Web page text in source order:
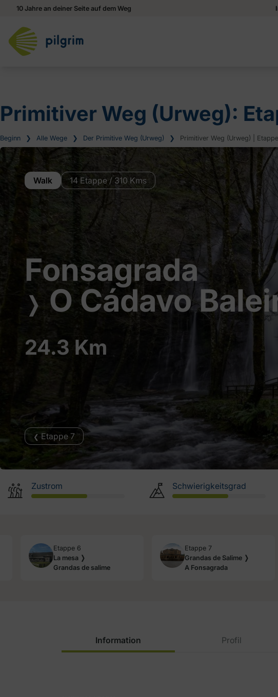
10 Jahre an deiner Seite auf dem Weg
Primitiver Weg (Urweg):
Beginn ❯ Alle Wege ❯ Der Primitive Weg (Urweg) ❯ Primitiver Weg (Urweg) |
Walk 14 Etappe / 310 Kms
Fonsagrada
❭ O Cádavo
24.3 Km
❮ Etappe 7
Zustrom Schwierigkeitsgrad
Etappe 6
La mesa ❭
Grandas de salime
Etappe 7
Grandas de Salime ❭
A Fonsagrada
Information Profil